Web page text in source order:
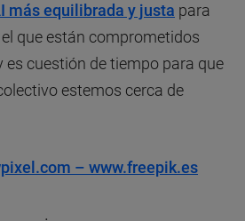
más equilibrada y justa para
que están comprometidos
cuestión de tiempo para que
estemos cerca de
– www.freepik.es